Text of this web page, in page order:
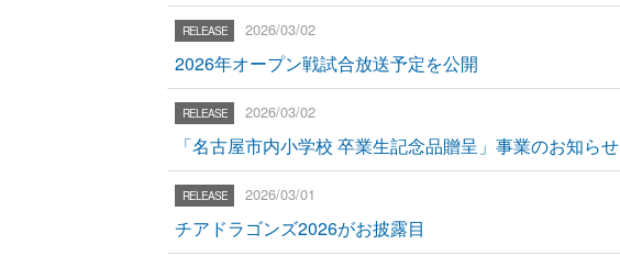
2026/03/02
2026年オープン戦試合放送予定を公開
2026/03/02
「名古屋市内小学校 卒業生記念品贈呈」事業のお知らせ
2026/03/01
チアドラゴンズ2026がお披露目